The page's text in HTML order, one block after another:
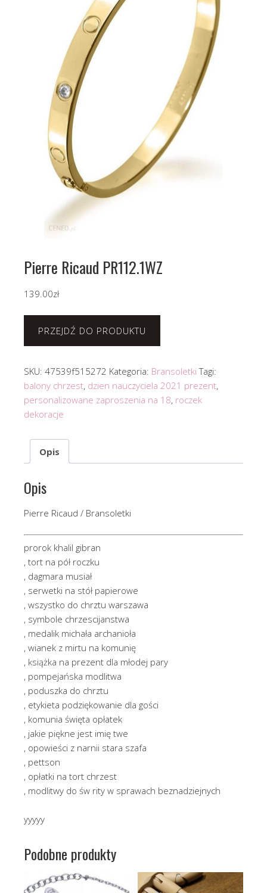
Pierre Ricaud PR112.1WZ
139.00zł
PRZEJDŹ DO PRODUKTU
SKU: 47539f515272 Kategoria: Bransoletki Tagi:
balony chrzest, dzien nauczyciela 2021 prezent,
personalizowane zaproszenia na 18, roczek
dekoracje
Opis
Opis
Pierre Ricaud / Bransoletki
prorok khalil gibran
, tort na pół roczku
, dagmara musiał
, serwetki na stół papierowe
, wszystko do chrztu warszawa
, symbole chrzescijanstwa
, medalik michała archanioła
, wianek z mirtu na komunię
, książka na prezent dla młodej pary
, pompejańska modlitwa
, poduszka do chrztu
, etykieta podziękowanie dla gości
, komunia święta opłatek
, jakie piękne jest imię twe
, opowieści z narnii stara szafa
, pettson
, opłatki na tort chrzest
, modlitwy do św rity w sprawach beznadziejnych
yyyyy
Podobne produkty